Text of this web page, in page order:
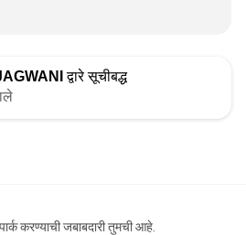
द्वारे सूचीबद्ध
करण्याची जबाबदारी तुमची आहे.